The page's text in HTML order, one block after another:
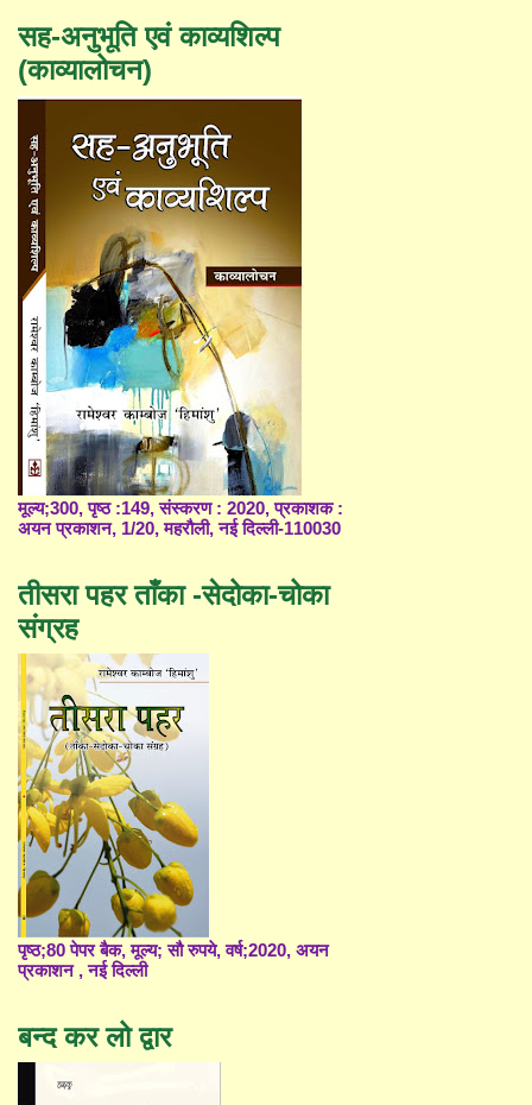
सह-अनुभूति एवं काव्यशिल्प
(काव्यालोचन)
मूल्य;300, पृष्ठ :149, संस्करण : 2020, प्रकाशक :
अयन प्रकाशन, 1/20, महरौली, नई दिल्ली-110030
तीसरा पहर ताँका -सेदोका-चोका
संग्रह
पृष्ठ;80 पेपर बैक, मूल्य; सौ रुपये, वर्ष;2020, अयन
प्रकाशन , नई दिल्ली
बन्द कर लो द्वार